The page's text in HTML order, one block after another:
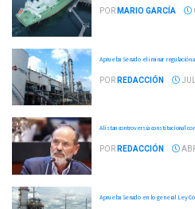
POR MARIO GARCÍA
Aprueba Senado eliminar regulación
POR REDACCIÓN
Alistan controversia constitucional
POR REDACCIÓN
Aprueba Senado en lo general Ley